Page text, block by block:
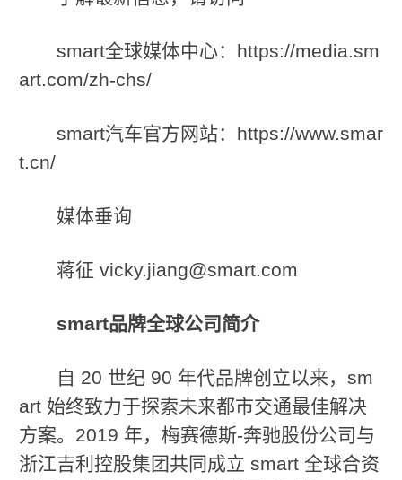
smart全球媒体中心：https://media.sm
art.com/zh-chs/
smart汽车官方网站：https://www.smar
t.cn/
媒体垂询
蒋征 vicky.jiang@smart.com
smart品牌全球公司简介
自 20 世纪 90 年代品牌创立以来，sm
art 始终致力于探索未来都市交通最佳解决
方案。2019 年，梅赛德斯-奔驰股份公司与
浙江吉利控股集团共同成立 smart 全球合资